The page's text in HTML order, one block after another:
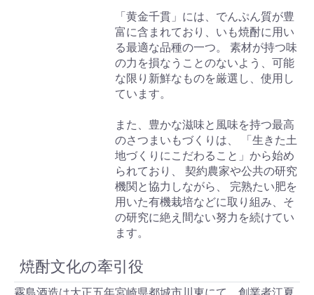
「黄金千貫」には、でんぷん質が豊
富に含まれており、いも焼酎に用い
る最適な品種の一つ。 素材が持つ味
の力を損なうことのないよう、可能
な限り新鮮なものを厳選し、使用し
ています。
また、豊かな滋味と風味を持つ最高
のさつまいもづくりは、 「生きた土
地づくりにこだわること」から始め
られており、 契約農家や公共の研究
機関と協力しながら、 完熟たい肥を
用いた有機栽培などに取り組み、そ
の研究に絶え間ない努力を続けてい
ます。
焼酎文化の牽引役
霧島酒造は大正五年宮崎県都城市川東にて、創業者江夏